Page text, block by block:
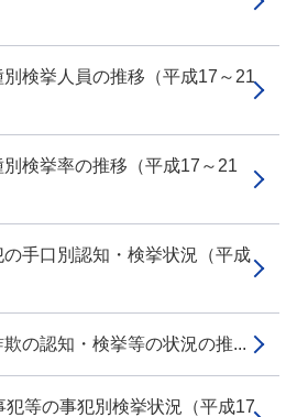
検挙人員の推移（平成17～21
検挙率の推移（平成17～21
手口別認知・検挙状況（平成
の認知・検挙等の状況の推...
等の事犯別検挙状況（平成17